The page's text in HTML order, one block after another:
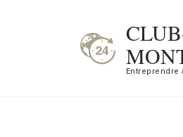
Entreprendre